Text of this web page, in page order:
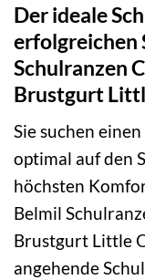
Der ideale
erfolgreichen
Schulranzen
Brustgurt
Sie suchen einen
optimal auf den
höchsten
Belmil
Brustgurt Little
angehende